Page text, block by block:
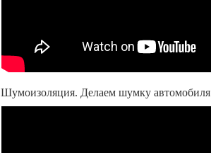
Шумоизоляция. Делаем шумку автомобиля